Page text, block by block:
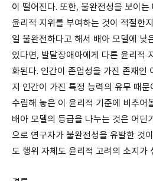
이 떨어진다. 또한, 불완전성을 보이
윤리적 지위를 부여하는 것이 적절한
일 불완전하다고 해서 배아 모델에 낮
있다면, 발달장애아에게 다른 윤리적
화된다. 인간이 존엄성을 가진 존재인
지 인간이 가진 특정 능력의 유무 때
수립해 놓은 이 윤리적 기준에 비추어
배아 모델의 등급을 나누는 것은 어딘
으로 연구자가 불완전성을 유발한 것
도 행위 자체도 윤리적 고려의 소지가